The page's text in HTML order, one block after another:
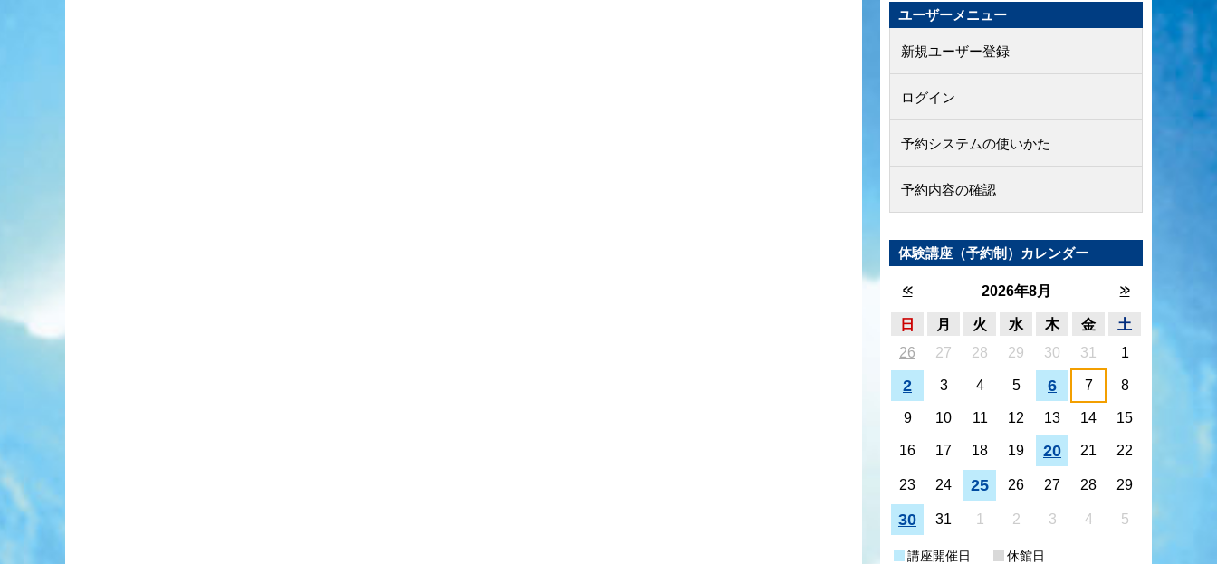
ユーザーメニュー
新規ユーザー登録
ログイン
予約システムの使いかた
予約内容の確認
体験講座（予約制）カレンダー
<< 2026年8月 >>
日 月 火 水 木 金
土
26
27 28 29 30 31 1
2 3 4 5 6 7 8
9 10 11 12 13 14 15
16 17 18 19 20 21 22
23 24 25 26 27 28 29
30 31 1 2 3 4 5
講座開催日 休館日